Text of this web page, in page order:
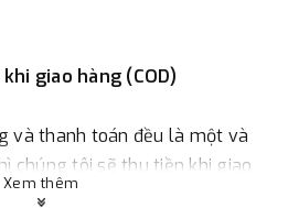
giao hàng (COD)
và thanh toán đều là một và
chúng tôi sẽ thu tiền khi giao
tiền trước một phần giá trị đơn
Xem thêm